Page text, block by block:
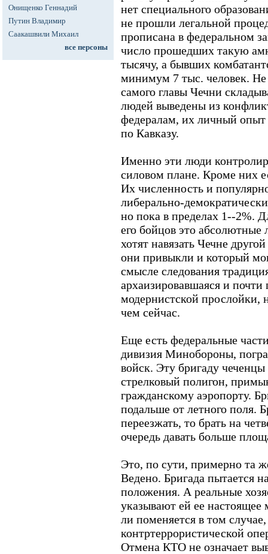
Онищенко Геннадий
Путин Владимир
Саакашвили Михаил
все персоны
нет специального
не прошли легальной
прописана в федеральном
число прошедших такую
тысячу, а бывших
минимум 7 тыс. человек.
самого главы Чечни
людей выведены из
федералам, их личный
по Кавказу.
Именно эти люди
силовом плане. Кроме них
Их численность и
либерально-
но пока в пределах 1--2%.
его бойцов это
хотят навязать Чечне
они привыкли и который
смысле следования
архаизировавшаяся и
модернистской прослойки,
чем сейчас.
Еще есть федеральные
дивизия Минобороны,
войск. Эту бригаду чеченцы
стрелковый полигон,
гражданскому аэропорту.
подальше от летного поля.
переезжать, то брать на
очередь давать больше
Это, по сути, примерно та
Ведено. Бригада пытается
положения. А реальные
указывают ей ее настоящее
ли поменяется в том
контртеррористической
Отмена КТО не означает